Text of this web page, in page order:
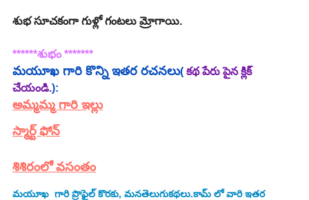
శుభ సూచకంగా గుళ్లో గంటలు మ్రోగాయి.
******శుభం *******
మయూఖ గారి కొన్ని ఇతర రచనలు( కథ పేరు పైన క్లిక్
చేయండి.):
అమ్మమ్మ గారి ఇల్లు
స్మార్ట్ ఫోన్
శిశిరంలో వసంతం
మయూఖ గారి ప్రొఫైల్ కొరకు, మనతెలుగుకథలు.కామ్ లో వారి ఇతర